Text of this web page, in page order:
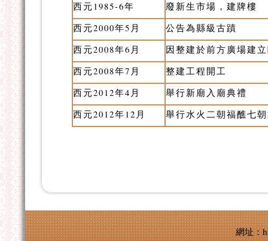
西元1985-6年
廢新生市場，建牌樓
西元2000年5月
公告為縣級古蹟
西元2008年6月
因整建於前方廣場建
西元2008年7月
整建工程開工
西元2012年4月
舉行新廟入廟典禮
西元2012年12月
舉行水火二朝福醮七
網址：